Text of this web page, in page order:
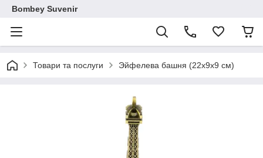
Bombey Suvenir
Товари та послуги Эйфелева башня (22х9х9 см)